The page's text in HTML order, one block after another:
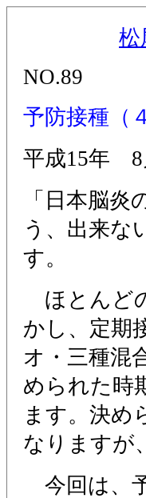
松
NO.89
予防接種（
平成15年 8
「日本脳
う、出来な
す。
ほとんど
かし、定期
オ・三種混
められた時
ます。決め
なりますが
今回は、